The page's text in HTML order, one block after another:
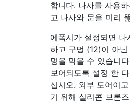
합니다. 나사를 사용
고 나사와 문을 미리
에폭시가 설정되면
하고 구멍 (12)이 아
멍을 막을 수 있습니
보어되도록 설정 한
십시오. 외부 도어이
기 위해 실리콘 브론